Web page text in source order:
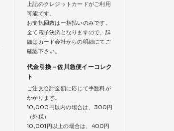
上記のクレジットカードがご利用
可能です。
お支払回数は一括払いのみです。
全て電子決済となりますので、詳
細はカード会社からの明細にてご
確認下さい。
代金引換－佐川急便イーコレク
ト
ご注文合計金額に応じて手数料が
かかります。
10,000円以内の場合は、300円
（外税）
10,001円以上の場合は、400円